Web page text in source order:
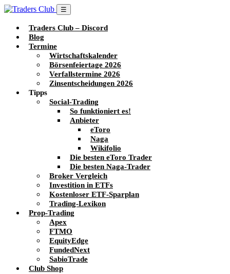
☰
Traders Club – Discord
Blog
Termine
Wirtschaftskalender
Börsenfeiertage 2026
Verfallstermine 2026
Zinsentscheidungen 2026
Tipps
Social-Trading
So funktioniert es!
Anbieter
eToro
Naga
Wikifolio
Die besten eToro Trader
Die besten Naga-Trader
Broker Vergleich
Investition in ETFs
Kostenloser ETF-Sparplan
Trading-Lexikon
Prop-Trading
Apex
FTMO
EquityEdge
FundedNext
SabioTrade
Club Shop